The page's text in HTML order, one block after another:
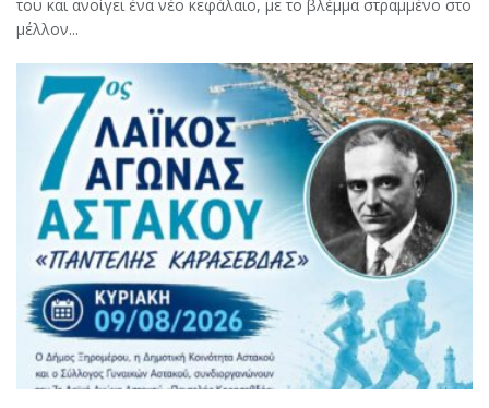
του και ανοίγει ένα νέο κεφάλαιο, με το βλέμμα στραμμένο στο
μέλλον...